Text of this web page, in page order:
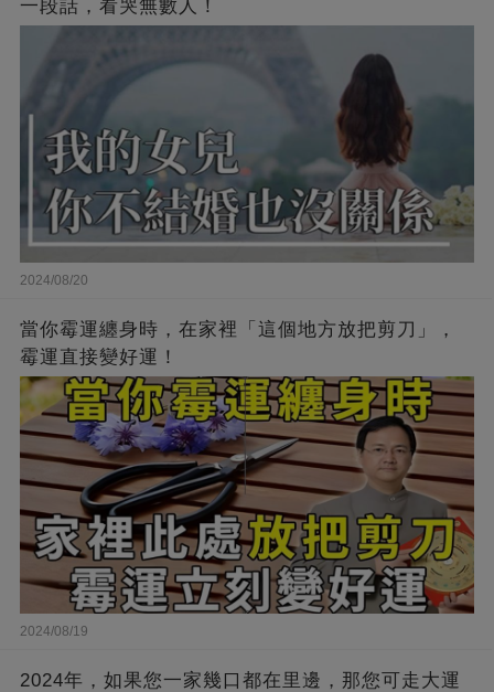
一段話，看哭無數人！
2024/08/20
當你霉運纏身時，在家裡「這個地方放把剪刀」，
霉運直接變好運！
2024/08/19
2024年，如果您一家幾口都在里邊，那您可走大運